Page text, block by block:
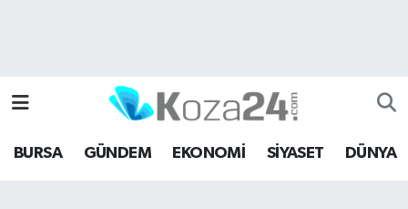
BURSA GÜNDEM EKONOMİ SİYASET DÜNYA
Bursa Hava Durumu
Bursa Namaz Vakitleri